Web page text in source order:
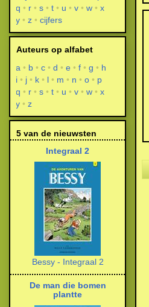
q
r s t u v w
x
y
z cijfers
Auteurs op alfabet
a
b c d e f g
h
i
j k l m n o
p
q
r s t u v w
x
y
z
5 van de nieuwsten
Integraal 2
Bessy - Integraal 2
De man die bomen
plantte